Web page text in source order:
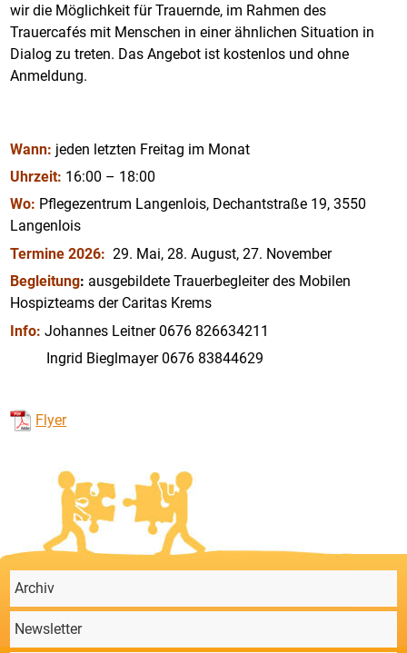
wir die Möglichkeit für Trauernde, im Rahmen des
Trauercafés mit Menschen in einer ähnlichen Situation in
Dialog zu treten. Das Angebot ist kostenlos und ohne
Anmeldung.
Wann: jeden letzten Freitag im Monat
Uhrzeit: 16:00 – 18:00
Wo: Pflegezentrum Langenlois, Dechantstraße 19, 3550
Langenlois
Termine 2026: 29. Mai, 28. August, 27. November
Begleitung: ausgebildete Trauerbegleiter des Mobilen
Hospizteams der Caritas Krems
Info: Johannes Leitner 0676 826634211
Ingrid Bieglmayer 0676 83844629
Flyer
Archiv
Newsletter